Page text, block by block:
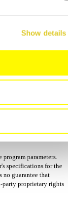
Show details
program parameters.
specifications for the
no guarantee that
party proprietary rights